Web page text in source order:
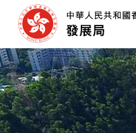
容
開
始